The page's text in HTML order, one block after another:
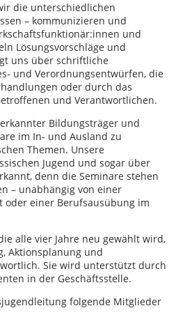
die unterschiedlichen
– kommunizieren und
und
Lösungsvorschläge und
uns über schriftliche
und Verordnungsentwürfen, die
oder durch das
und Verantwortlichen.
Bildungsträger und
im In- und Ausland zu
Themen. Unsere
Jugend und sogar über
denn die Seminare stehen
– unabhängig von einer
oder einer Berufsausübung im
alle vier Jahre neu gewählt wird,
Aktionsplanung und
Sie wird unterstützt durch
in der Geschäftsstelle.
folgende Mitglieder